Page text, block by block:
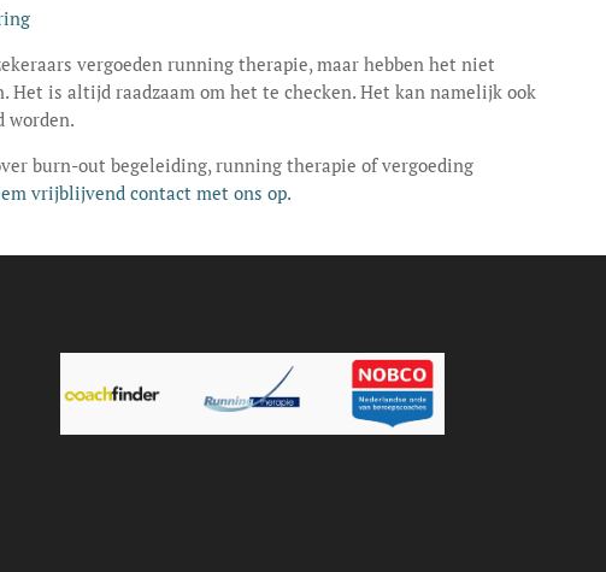
vergoeden running therapie, maar hebben het niet
Het is altijd raadzaam om het te checken. Het kan namelijk ook
worden.
burn-out begeleiding, running therapie of vergoeding
vrijblijvend contact met ons op.